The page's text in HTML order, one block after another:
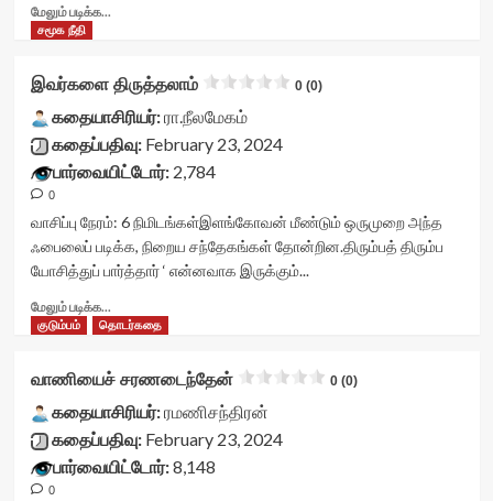
மேலும் படிக்க...
அல்பனில்லையா
நான்?
<div
class="yasr-
vv-
stars-
container">
<div
class='yasr-
stars-
yasr-
id='yasr-
visitor-
readonly-
rater-
சமூக நீதி
இவர்களை திருத்தலாம் 0 (0)
கதையாசிரியர்:ரா.நீலமேகம்
கதைப்பதிவு:February 23, 2024
பார்வையிட்டோர்:2,784
0
வாசிப்பு நேரம்: 6 நிமிடங்கள்இளங்கோவன் மீண்டும் ஒருமுறை அந்த
ஃபைலைப் படிக்க, நிறைய சந்தேகங்கள் தோன்றின.திரும்பத் திரும்ப
யோசித்துப் பார்த்தார் ‘ என்னவாக இருக்கும்...
மேலும் படிக்க...
more
இவர்களை
திருத்தலாம்<div
class="yasr-
vv-
stars-
title-
குடும்பம் தொடர்கதை
வாணியைச் சரணடைந்தேன் 0 (0)
கதையாசிரியர்:ரமணிசந்திரன்
கதைப்பதிவு:February 23, 2024
பார்வையிட்டோர்:8,148
0